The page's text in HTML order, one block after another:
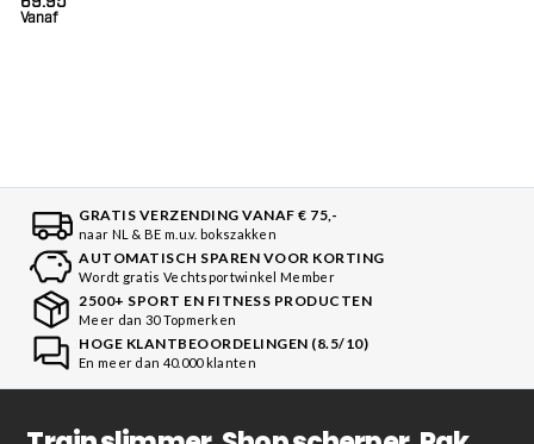
Vanaf
GRATIS VERZENDING VANAF € 75,-
naar NL & BE m.u.v. bokszakken
AUTOMATISCH SPAREN VOOR KORTING
Wordt gratis Vechtsportwinkel Member
2500+ SPORT EN FITNESS PRODUCTEN
Meer dan 30 Topmerken
HOGE KLANTBEOORDELINGEN (8.5/10)
En meer dan 40.000 klanten